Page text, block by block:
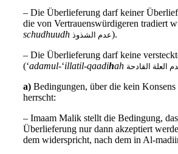
– Die Überlieferung darf keiner
die von Vertrauenswürdigeren tradiert
schudhuudh عدم الشذوذ).
– Die Überlieferung darf keine
(‘adamul-‘illatil-qaadihah العلة القادحة
a) Bedingungen, über die kein Konsens
herrscht:
– Imaam Malik stellt die Bedingung,
Überlieferung nur dann akzeptiert
dem widerspricht, nach dem in Al-